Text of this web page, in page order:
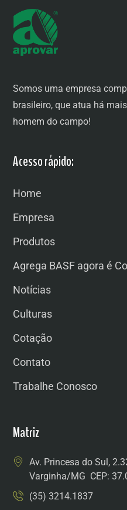
Somos uma empresa
brasileiro, que atua há
homem do campo!
Acesso rápido:
Home
Empresa
Produtos
Agrega BASF agora é
Notícias
Culturas
Cotação
Contato
Trabalhe Conosco
Matriz
Av. Princesa do Sul,
Varginha/MG CEP:
(35) 3214.1837